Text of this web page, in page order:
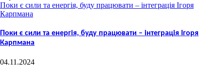
Поки є сили та енергія, буду працювати – інтеграція Ігоря
Карпмана
Поки є сили та енергія, буду працювати – інтеграція Ігоря
Карпмана
04.11.2024